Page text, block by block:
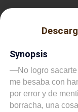
Synopsis
—No logro sacarte
me besaba con
por error y de
borracha, una